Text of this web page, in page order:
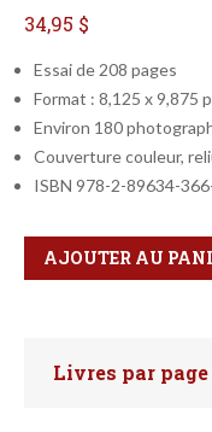
34,95 $
Essai de 208 pages
Format : 8,125 x 9,875
Environ 180
Couverture couleur,
ISBN 978-2-89634-
Qté
Format
AJOUTER AU
Faites votre
Livres par page